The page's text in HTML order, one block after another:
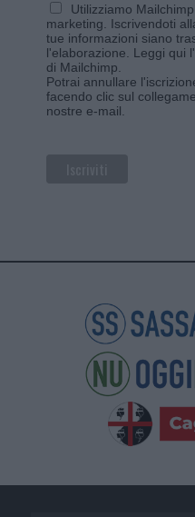
Utilizziamo
marketing. Iscrivendoti
tue informazioni siano
l'elaborazione. Leggi qui
di Mailchimp
Potrai annullare
facendo clic sul
nostre e-mail.